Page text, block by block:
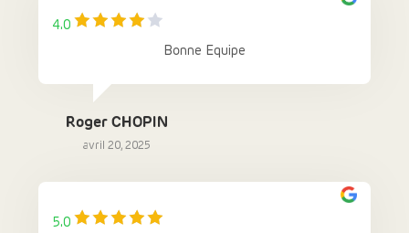
4.0
Bonne Equipe
Roger CHOPIN
avril 20, 2025
5.0